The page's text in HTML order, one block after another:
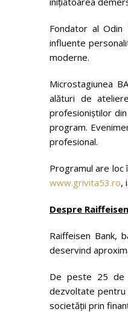
Fondator al
influente
moderne.
Microstagiunea
alături de
profesioniștilor
program.
profesional.
Programul are
www.grivita53.ro,
Despre
Raiffeisen Bank,
deservind
De peste 25 de
dezvoltate pentru
societății prin